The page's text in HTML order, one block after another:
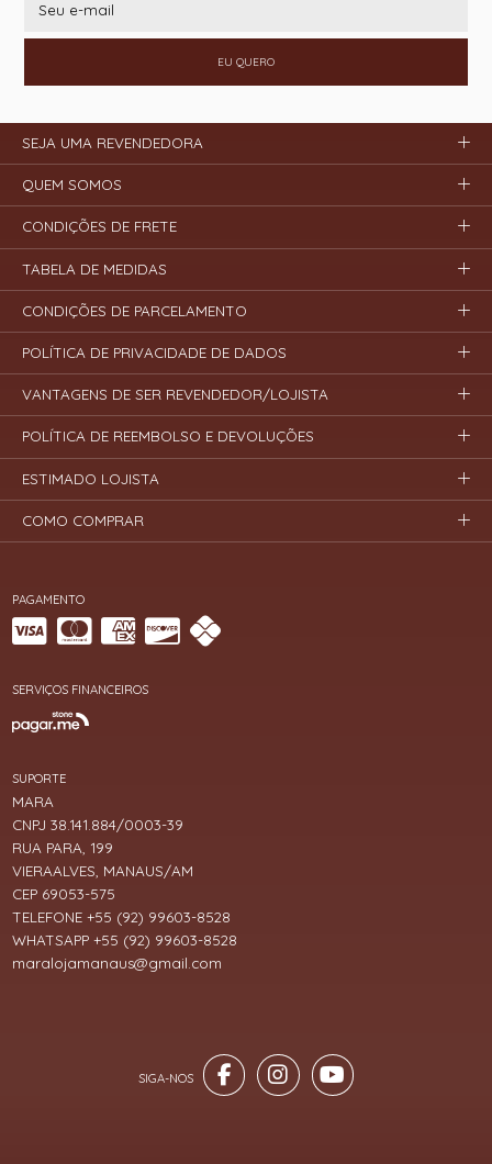
EU QUERO
PAGAMENTO
SERVIÇOS FINANCEIROS
SUPORTE
MARA
CNPJ 38.141.884/0003-39
RUA PARA, 199
VIERAALVES, MANAUS/AM
CEP 69053-575
TELEFONE +55 (92) 99603-8528
WHATSAPP +55 (92) 99603-8528
maralojamanaus@gmail.com
SEJA UMA REVENDEDORA
QUEM SOMOS
CONDIÇÕES DE FRETE
TABELA DE MEDIDAS
CONDIÇÕES DE PARCELAMENTO
POLÍTICA DE PRIVACIDADE DE DADOS
VANTAGENS DE SER REVENDEDOR/LOJISTA
POLÍTICA DE REEMBOLSO E DEVOLUÇÕES
ESTIMADO LOJISTA
COMO COMPRAR